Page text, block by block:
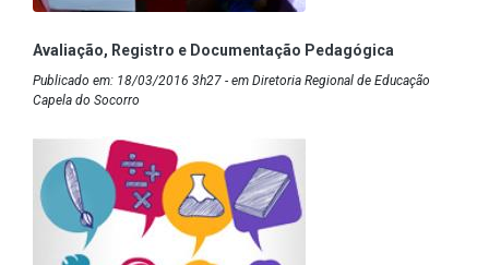
Avaliação, Registro e Documentação Pedagógica
Publicado em: 18/03/2016 3h27 - em Diretoria Regional de Educação
Capela do Socorro